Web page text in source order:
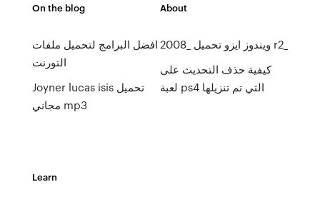
On the blog
افضل البرامج لتحميل ملفات
التورنت
Joyner lucas isis تحميل
مجاني mp3
About
ويندوز ايزو تحميل _2008 r2_
كيفية حذف التحديث على
لعبة ps4 التي تم تنزيلها
Learn